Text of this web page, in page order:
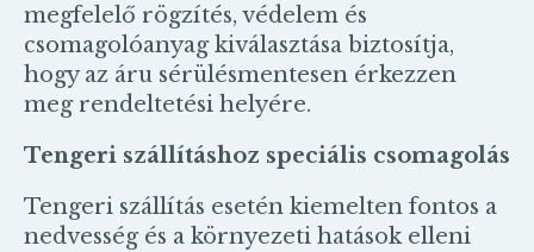
megfelelő rögzítés, védelem és
csomagolóanyag kiválasztása biztosítja,
hogy az áru sérülésmentesen érkezzen
meg rendeltetési helyére.
Tengeri szállításhoz speciális csomagolás
Tengeri szállítás esetén kiemelten fontos a
nedvesség és a környezeti hatások elleni